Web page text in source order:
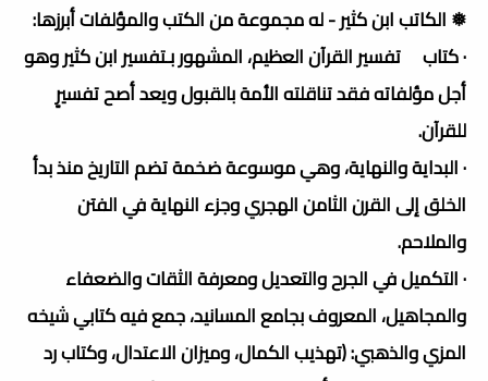
❅ الكاتب ابن كثير - له مجموعة من الكتب والمؤلفات أبرزها:
· كتاب تفسير القرآن العظيم، المشهور بـتفسير ابن كثير وهو
أجل مؤلفاته فقد تناقلته الأمة بالقبول ويعد أصح تفسيرٍ
للقرآن.
· البداية والنهاية، وهي موسوعة ضخمة تضم التاريخ منذ بدأ
الخلق إلى القرن الثامن الهجري وجزء النهاية في الفتن
والملاحم.
· التكميل في الجرح والتعديل ومعرفة الثقات والضعفاء
والمجاهيل، المعروف بجامع المسانيد، جمع فيه كتابي شيخه
المزي والذهبي: (تهذيب الكمال، وميزان الاعتدال، وكتاب رد